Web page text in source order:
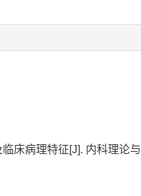
床病理特征[J]. 内科理论